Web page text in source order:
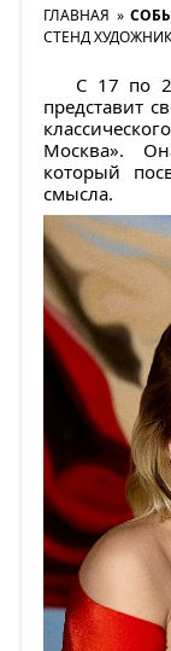
ГЛАВНАЯ »
СТЕНД
С 17 по
представит
Москва».
который
смысла.